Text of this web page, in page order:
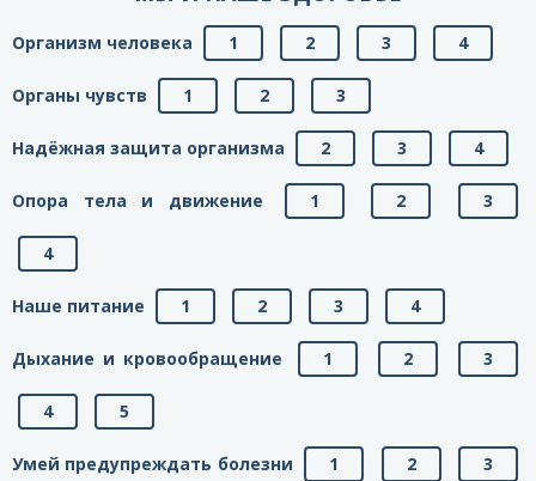
Организм человека 1 2 3 4
Органы чувств 1 2 3
Надёжная защита организма 2 3 4
Опора тела и движение 1 2 3
4
Наше питание 1 2 3 4
Дыхание и кровообращение 1 2 3
4 5
Умей предупреждать болезни 1 2 3